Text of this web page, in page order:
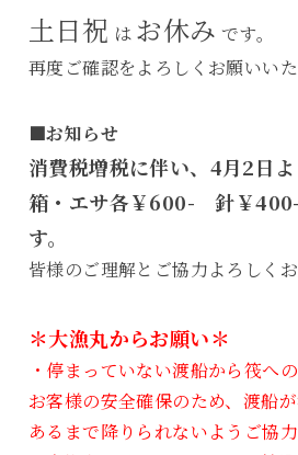
土日祝 は お休み です。
再度ご確認をよろしくお願いいた
■お知らせ
消費税増税に伴い、4月2日よ
箱・エサ各￥600- 針￥
す。
皆様のご理解とご協力よろしくお
＊大漁丸からお願い＊
・停まっていない渡船から筏へ
お客様の安全確保のため、渡船
あるまで降りられないようご協